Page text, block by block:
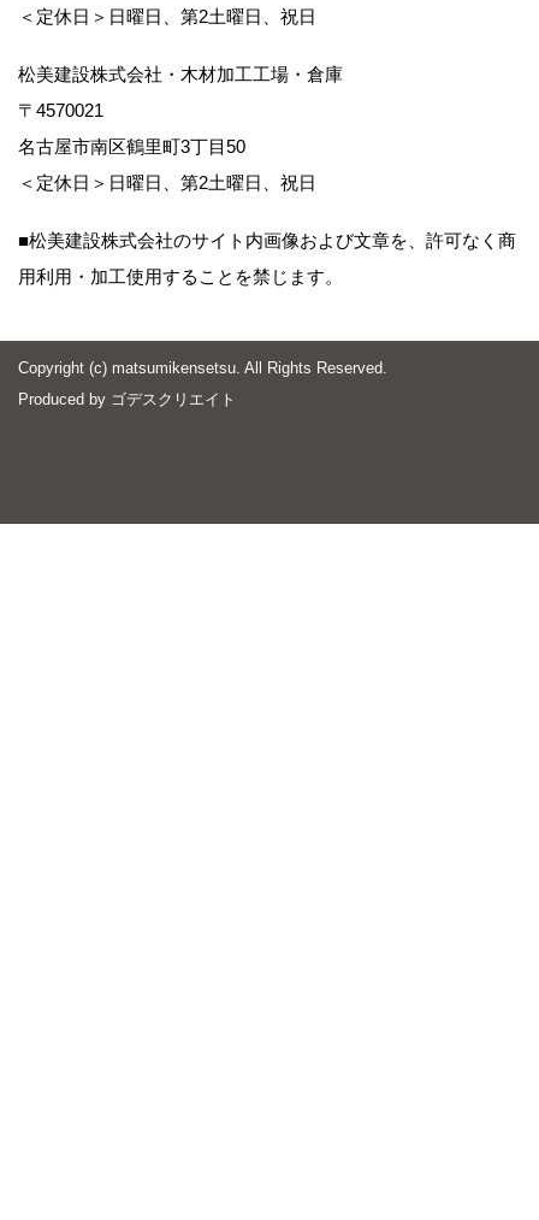
＜定休日＞日曜日、第2土曜日、祝日
松美建設株式会社・木材加工工場・倉庫
〒4570021
名古屋市南区鶴里町3丁目50
＜定休日＞日曜日、第2土曜日、祝日
■松美建設株式会社のサイト内画像および文章を、許可なく商
用利用・加工使用することを禁じます。
Copyright (c) matsumikensetsu. All Rights Reserved.
Produced by ゴデスクリエイト